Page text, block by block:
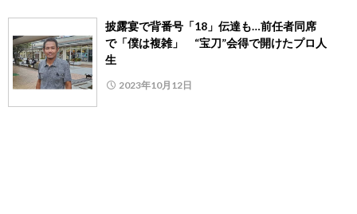
披露宴で背番号「18」伝達も…前任者同席
で「僕は複雑」 “宝刀”会得で開けたプロ人
生
2023年10月12日